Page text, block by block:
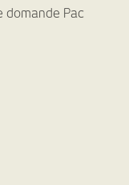
domande Pac